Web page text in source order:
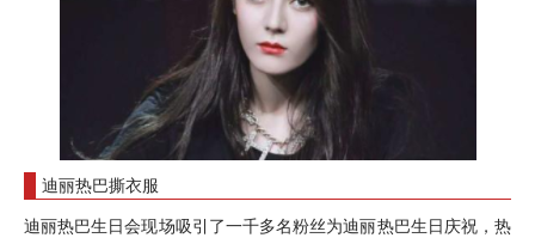
迪丽热巴撕衣服
迪丽热巴生日会现场吸引了一千多名粉丝为迪丽热巴生日庆祝，热